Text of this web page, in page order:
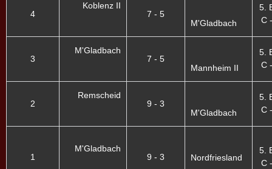
4
Koblenz II
7 - 5
M'Gladbach
5.
C
3
M'Gladbach
7 - 5
Mannheim II
5.
C
2
Remscheid
9 - 3
M'Gladbach
5.
C
1
M'Gladbach
9 - 3
Nordfriesland
5.
C